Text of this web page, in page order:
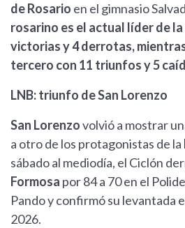
de Rosario en el gimnasio
rosarino es el actual líder de la
victorias y 4 derrotas,
tercero con 11 triunfos y 5
LNB: triunfo de San Lorenzo
San Lorenzovolvió a mostrar
a otro de los protagonistas de la
sábado al mediodía, el Ciclón
Formosa por 84 a 70 en el
Pando y confirmó su levantada
2026.